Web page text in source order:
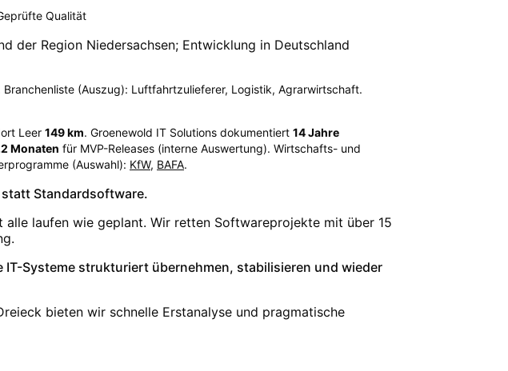
Qualität
der Region Niedersachsen; Entwicklung in Deutschland
(Auszug): Luftfahrtzulieferer, Logistik, Agrarwirtschaft.
Leer 149km. Groenewold IT Solutions dokumentiert 14Jahre
Monaten für MVP-Releases (interne Auswertung). Wirtschafts- und
(Auswahl): KfW, BAFA.
statt Standardsoftware.
laufen wie geplant. Wir retten Softwareprojekte mit über 15
Systeme strukturiert übernehmen, stabilisieren und wieder
bieten wir schnelle Erstanalyse und pragmatische